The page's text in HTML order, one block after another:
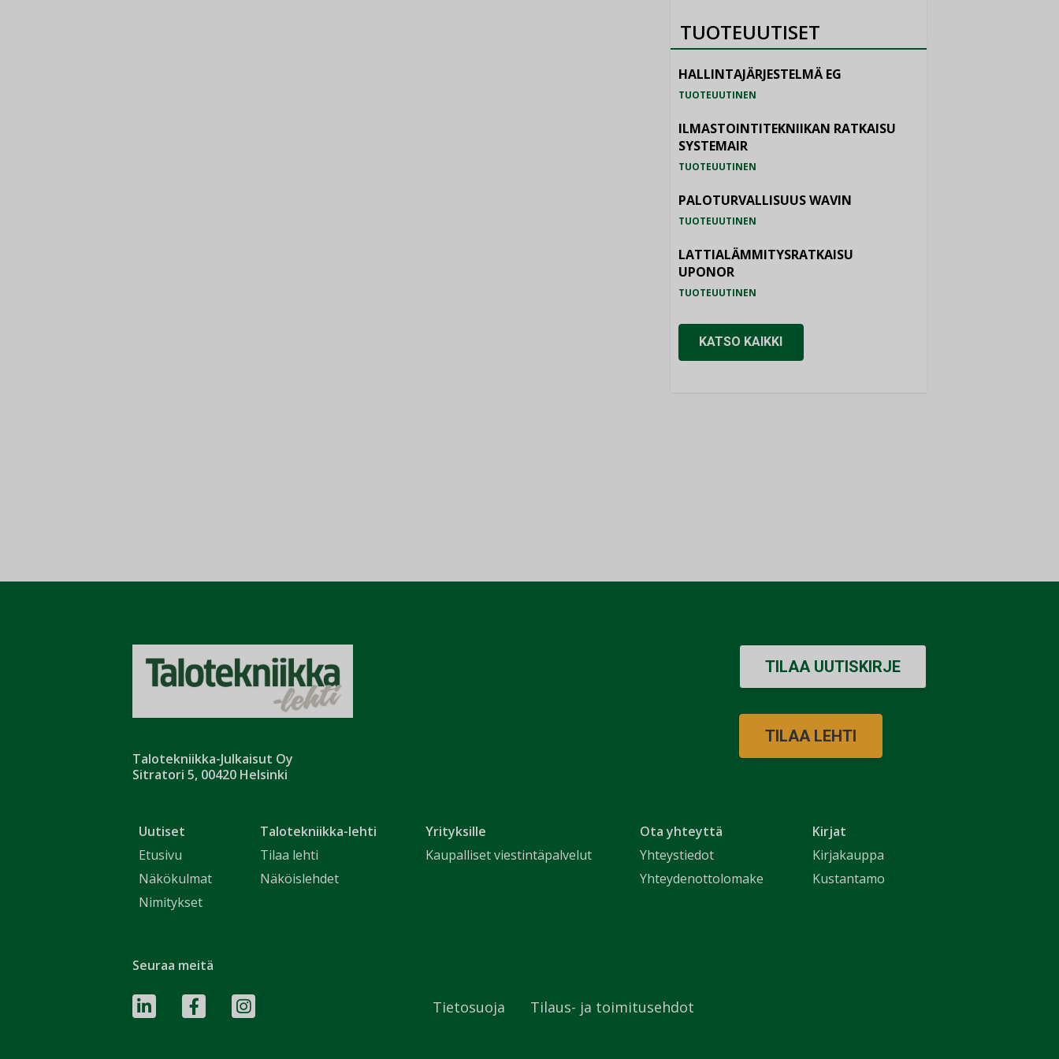
TUOTEUUTISET
HALLINTAJÄRJESTELMÄ EG
TUOTEUUTINEN
ILMASTOINTITEKNIIKAN RATKAISU
SYSTEMAIR
TUOTEUUTINEN
PALOTURVALLISUUS WAVIN
TUOTEUUTINEN
LATTIALÄMMITYSRATKAISU
UPONOR
TUOTEUUTINEN
KATSO KAIKKI
Talotekniikka-Julkaisut Oy
Sitratori 5, 00420 Helsinki
Uutiset
Etusivu
Näkökulmat
Nimitykset
Talotekniikka-lehti
Tilaa lehti
Näköislehdet
Yrityksille
Kaupalliset viestintäpalvelut
Ota yhteyttä
Yhteystiedot
Yhteydenottolomake
Kirjat
Kirjakauppa
Kustantamo
TILAA UUTISKIRJE
TILAA LEHTI
Seuraa meitä
Tietosuoja Tilaus- ja toimitusehdot